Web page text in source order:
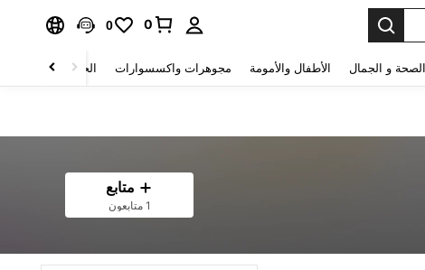
0
0
الصحة و الجمال الأطفال والأمومة مجوهرات واكسسوارات الحقائب والأمتعة
متابع
1 متابعون